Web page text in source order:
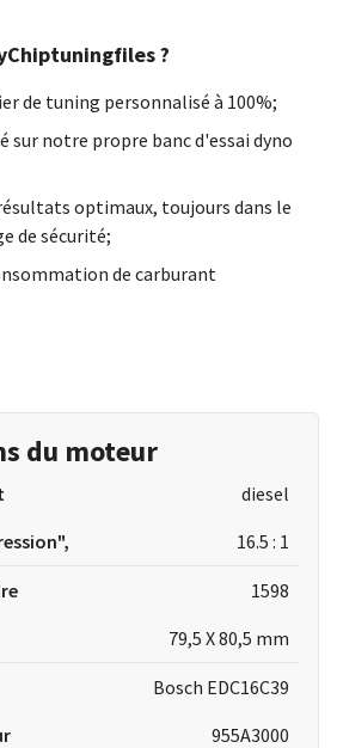
?
de tuning personnalisé à 100%;
sur notre propre banc d'essai dyno
optimaux, toujours dans le
de sécurité;
de carburant
du moteur
diesel
16.5 : 1
1598
79,5 X 80,5 mm
Bosch EDC16C39
955A3000